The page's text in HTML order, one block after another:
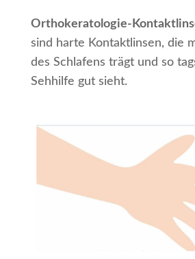
Orthokeratologie-
sind harte Kontaktlinsen, die
des Schlafens trägt und so
Sehhilfe gut sieht.